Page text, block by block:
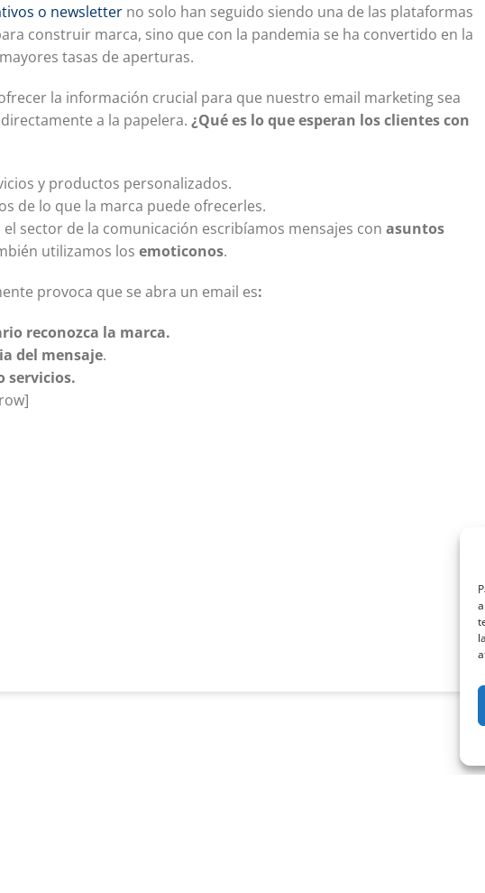
o newsletter no solo han seguido siendo una de las plataformas
construir marca, sino que con la pandemia se ha convertido en la
tasas de aperturas.
la información crucial para que nuestro email marketing sea
a la papelera. ¿Qué es lo que esperan los clientes con
y productos personalizados.
de lo que la marca puede ofrecerles.
sector de la comunicación escribíamos mensajes con asuntos
utilizamos los emoticonos.
provoca que se abra un email es:
reconozca la marca.
del mensaje.
servicios.